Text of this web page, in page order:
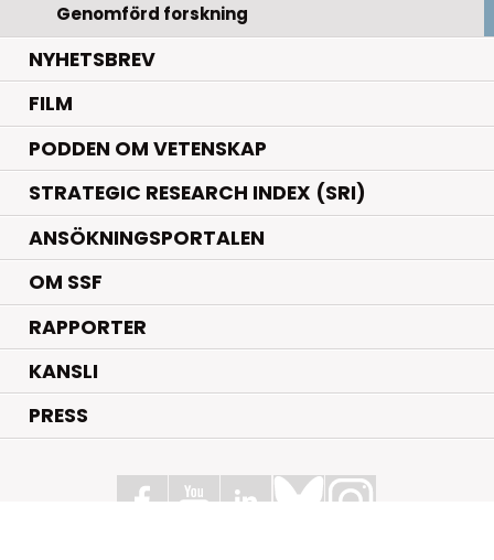
Genomförd forskning
NYHETSBREV
FILM
PODDEN OM VETENSKAP
STRATEGIC RESEARCH INDEX (SRI)
ANSÖKNINGSPORTALEN
OM SSF
RAPPORTER
KANSLI
PRESS